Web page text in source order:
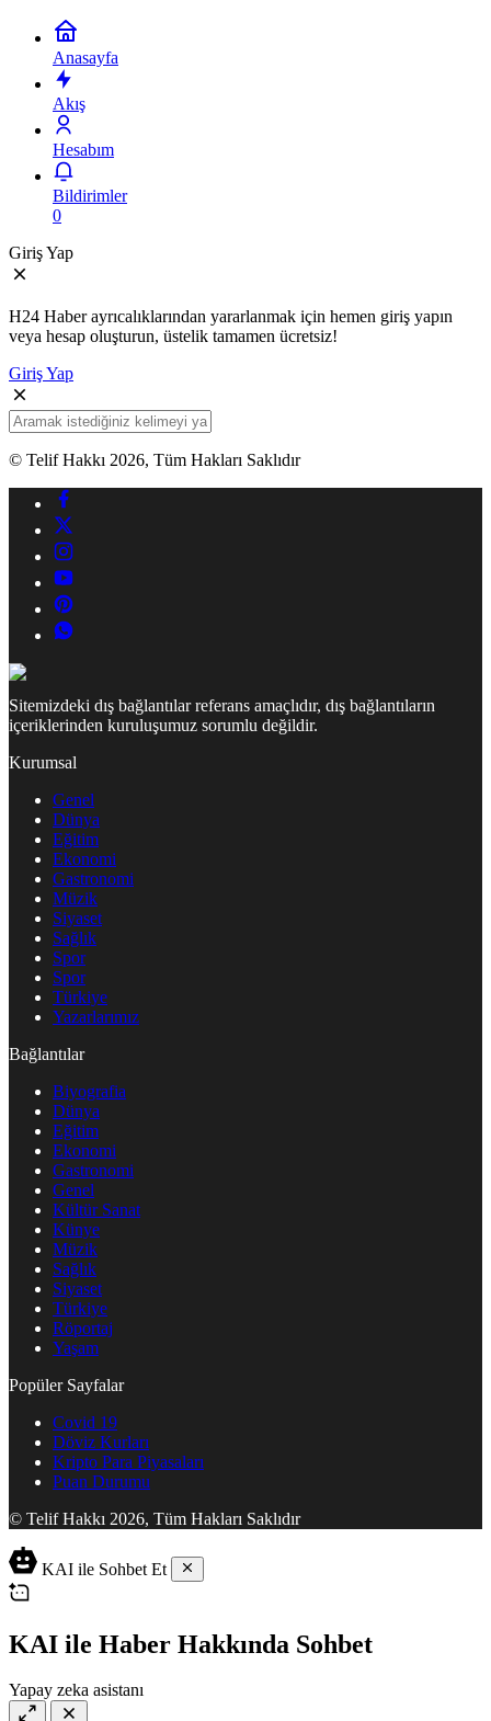
Anasayfa
Akış
Hesabım
Bildirimler
0
Giriş Yap
H24 Haber ayrıcalıklarından yararlanmak için hemen giriş yapın
veya hesap oluşturun, üstelik tamamen ücretsiz!
Giriş Yap
© Telif Hakkı 2026, Tüm Hakları Saklıdır
Sitemizdeki dış bağlantılar referans amaçlıdır, dış bağlantıların
içeriklerinden kuruluşumuz sorumlu değildir.
Kurumsal
Genel
Dünya
Eğitim
Ekonomi
Gastronomi
Müzik
Siyaset
Sağlık
Spor
Spor
Türkiye
Yazarlarımız
Bağlantılar
Biyografia
Dünya
Eğitim
Ekonomi
Gastronomi
Genel
Kültür Sanat
Künye
Müzik
Sağlık
Siyaset
Türkiye
Röportaj
Yaşam
Popüler Sayfalar
Covid 19
Döviz Kurları
Kripto Para Piyasaları
Puan Durumu
© Telif Hakkı 2026, Tüm Hakları Saklıdır
KAI ile Sohbet Et
KAI ile Haber Hakkında Sohbet
Yapay zeka asistanı